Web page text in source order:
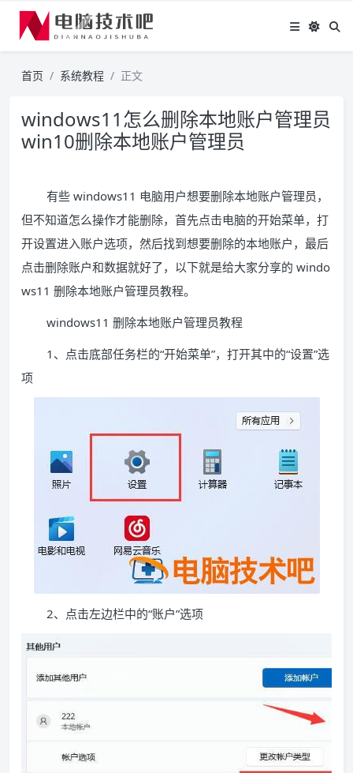
首页 系统教程 正文
windows11怎么删除本地账户管理员
win10删除本地账户管理员
有些 windows11 电脑用户想要删除本地账户管理员，
但不知道怎么操作才能删除，首先点击电脑的开始菜单，打
开设置进入账户选项，然后找到想要删除的本地账户，最后
点击删除账户和数据就好了，以下就是给大家分享的 windo
ws11 删除本地账户管理员教程。
windows11 删除本地账户管理员教程
1、点击底部任务栏的“开始菜单”，打开其中的“设置”选
项
2、点击左边栏中的“账户”选项